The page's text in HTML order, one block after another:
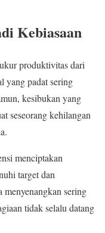
Kebiasaan
produktivitas dari
yang padat sering
kesibukan yang
seseorang kehilangan
menciptakan
target dan
sering
tidak selalu datang